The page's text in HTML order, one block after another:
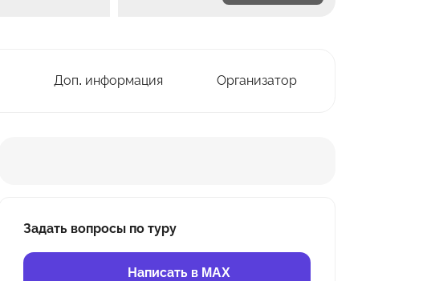
Доп. информация Организатор
Задать вопросы по туру
Написать в MAX